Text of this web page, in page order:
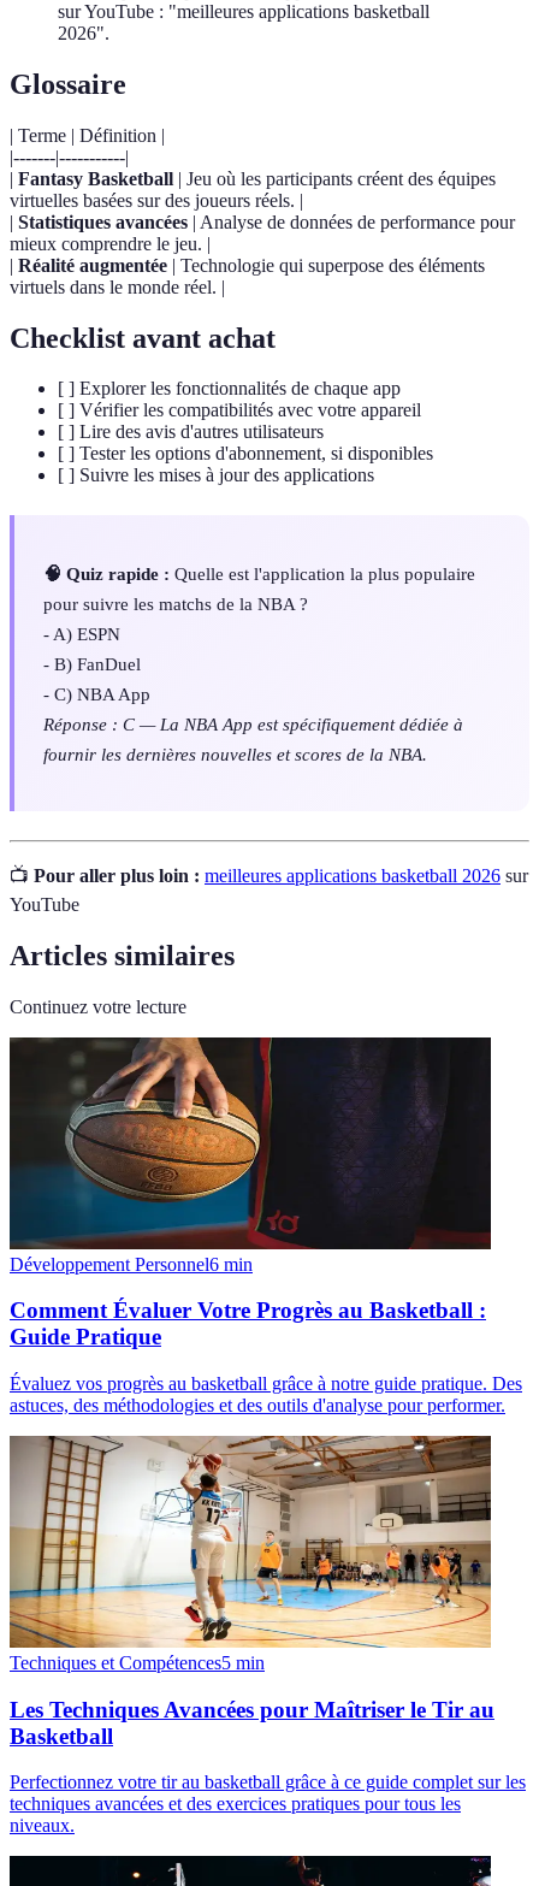
sur YouTube : "meilleures applications basketball
2026".
Glossaire
| Terme | Définition |
|-------|-----------|
| Fantasy Basketball | Jeu où les participants créent des équipes
virtuelles basées sur des joueurs réels. |
| Statistiques avancées | Analyse de données de performance pour
mieux comprendre le jeu. |
| Réalité augmentée | Technologie qui superpose des éléments
virtuels dans le monde réel. |
Checklist avant achat
[ ] Explorer les fonctionnalités de chaque app
[ ] Vérifier les compatibilités avec votre appareil
[ ] Lire des avis d'autres utilisateurs
[ ] Tester les options d'abonnement, si disponibles
[ ] Suivre les mises à jour des applications
🧠 Quiz rapide : Quelle est l'application la plus populaire
pour suivre les matchs de la NBA ?
- A) ESPN
- B) FanDuel
- C) NBA App
Réponse : C — La NBA App est spécifiquement dédiée à
fournir les dernières nouvelles et scores de la NBA.
📺 Pour aller plus loin : meilleures applications basketball 2026 sur
YouTube
Articles similaires
Continuez votre lecture
Développement Personnel6 min
Comment Évaluer Votre Progrès au Basketball :
Guide Pratique
Évaluez vos progrès au basketball grâce à notre guide pratique. Des
astuces, des méthodologies et des outils d'analyse pour performer.
Techniques et Compétences5 min
Les Techniques Avancées pour Maîtriser le Tir au
Basketball
Perfectionnez votre tir au basketball grâce à ce guide complet sur les
techniques avancées et des exercices pratiques pour tous les
niveaux.